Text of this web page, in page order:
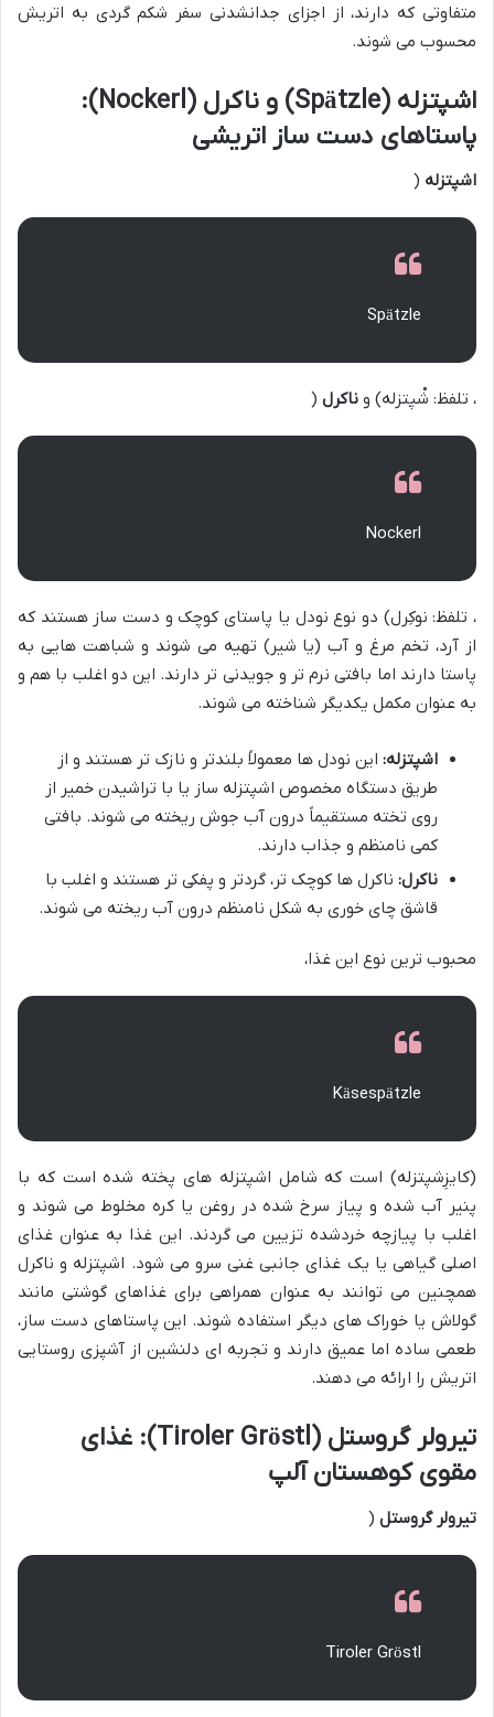
متفاوتی که دارند، از اجزای جدانشدنی سفر شکم گردی به اتریش
محسوب می شوند.
اشپتزله (Spätzle) و ناکرل (Nockerl):
پاستاهای دست ساز اتریشی
اشپتزله (
Spätzle
، تلفظ: شْپتزله) و ناکرل (
Nockerl
، تلفظ: نوکِرل) دو نوع نودل یا پاستای کوچک و دست ساز هستند که
از آرد، تخم مرغ و آب (یا شیر) تهیه می شوند و شباهت هایی به
پاستا دارند اما بافتی نرم تر و جویدنی تر دارند. این دو اغلب با هم و
به عنوان مکمل یکدیگر شناخته می شوند.
اشپتزله: این نودل ها معمولاً بلندتر و نازک تر هستند و از
طریق دستگاه مخصوص اشپتزله ساز یا با تراشیدن خمیر از
روی تخته مستقیماً درون آب جوش ریخته می شوند. بافتی
کمی نامنظم و جذاب دارند.
ناکرل: ناکرل ها کوچک تر، گردتر و پفکی تر هستند و اغلب با
قاشق چای خوری به شکل نامنظم درون آب ریخته می شوند.
محبوب ترین نوع این غذا،
Käsespätzle
(کایزِشپتزله) است که شامل اشپتزله های پخته شده است که با
پنیر آب شده و پیاز سرخ شده در روغن یا کره مخلوط می شوند و
اغلب با پیازچه خردشده تزیین می گردند. این غذا به عنوان غذای
اصلی گیاهی یا یک غذای جانبی غنی سرو می شود. اشپتزله و ناکرل
همچنین می توانند به عنوان همراهی برای غذاهای گوشتی مانند
گولاش یا خوراک های دیگر استفاده شوند. این پاستاهای دست ساز،
طعمی ساده اما عمیق دارند و تجربه ای دلنشین از آشپزی روستایی
اتریش را ارائه می دهند.
تیرولر گروستل (Tiroler Gröstl): غذای
مقوی کوهستان آلپ
تیرولر گروستل (
Tiroler Gröstl